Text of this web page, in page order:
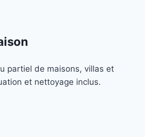
partiel de maisons, villas et
et nettoyage inclus.